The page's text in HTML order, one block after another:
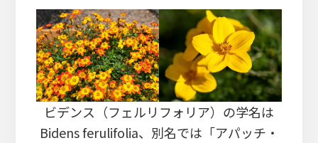
ビデンス（フェルリフォリア）の学名は
Bidens ferulifolia、別名では「アパッチ・